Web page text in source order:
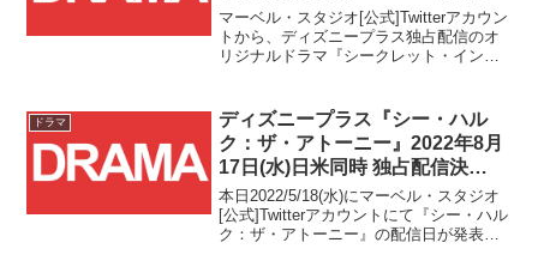
定！！
マーベル・スタジオ[公式]Twitterアカウン
トから、ディズニープラス独占配信のオ
リジナルドラマ『シークレット・インベ
た！！
ドラマ
ディズニープラス『シー・ハル
ク：ザ・アトーニー』2022年8月
17日(水)日米同時 独占配信決
定！！
本日2022/5/18(水)にマーベル・スタジオ
[公式]Twitterアカウントにて『シー・ハル
ク：ザ・アトーニー』の配信日が発表さ